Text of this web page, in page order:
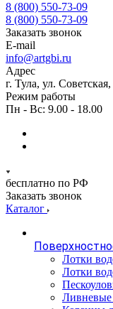
8 (800) 550-73-09
8 (800) 550-73-09
Заказать звонок
E-mail
info@artgbi.ru
Адрес
г. Тула, ул.
Режим работы
Пн - Вс: 9.00 - 18.00
бесплатно по РФ
Заказать звонок
Каталог
Лотки
Лотки
Ливневые